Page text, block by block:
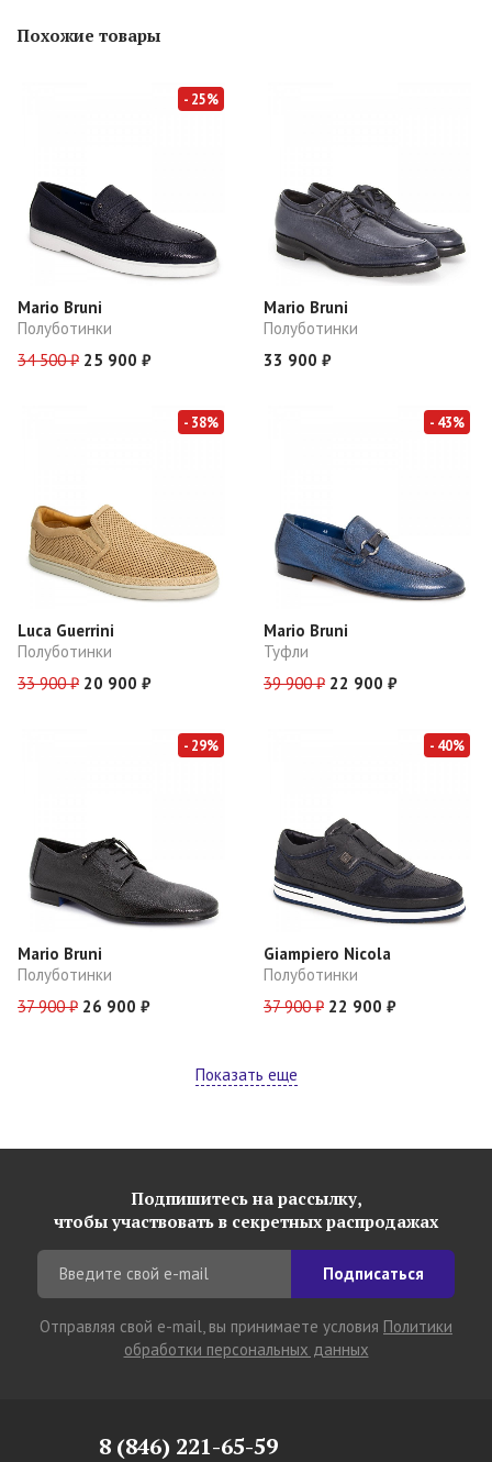
Похожие товары
- 25%
Mario Bruni
Полуботинки
34 500 ₽ 25 900 ₽
Mario Bruni
Полуботинки
33 900 ₽
- 38%
Luca Guerrini
Полуботинки
33 900 ₽ 20 900 ₽
- 43%
Mario Bruni
Туфли
39 900 ₽ 22 900 ₽
- 29%
Mario Bruni
Полуботинки
37 900 ₽ 26 900 ₽
- 40%
Giampiero Nicola
Полуботинки
37 900 ₽ 22 900 ₽
Показать еще
Подпишитесь на рассылку,
чтобы участвовать в секретных распродажах
Подписаться
Отправляя свой e-mail, вы принимаете условия Политики
обработки персональных данных
8 (846) 221-65-59